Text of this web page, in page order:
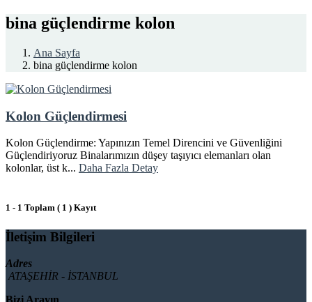
bina güçlendirme kolon
Ana Sayfa
bina güçlendirme kolon
Kolon Güçlendirmesi
Kolon Güçlendirme: Yapınızın Temel Direncini ve Güvenliğini
Güçlendiriyoruz Binalarımızın düşey taşıyıcı elemanları olan
kolonlar, üst k... Daha Fazla Detay
1 - 1 Toplam ( 1 ) Kayıt
İletişim Bilgileri
Adres
ATAŞEHİR - İSTANBUL